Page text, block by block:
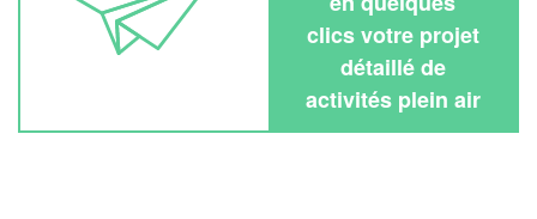
clics votre projet
détaillé de
activités plein air